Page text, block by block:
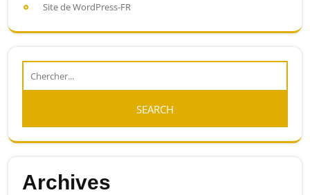
Site de WordPress-FR
Archives